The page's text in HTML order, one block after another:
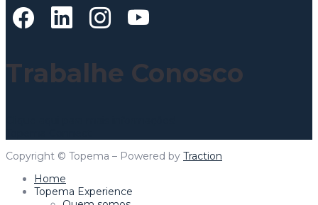
Trabalhe Conosco
Copyright © Topema – Powered by Traction
Home
Topema Experience